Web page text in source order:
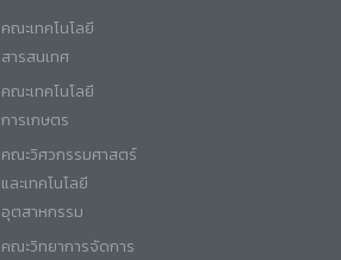
คณะเทคโนโลยี
สารสนเทศ
คณะเทคโนโลยี
การเกษตร
คณะวิศวกรรมศาสตร์
และเทคโนโลยี
อุตสาหกรรม
คณะวิทยาการจัดการ